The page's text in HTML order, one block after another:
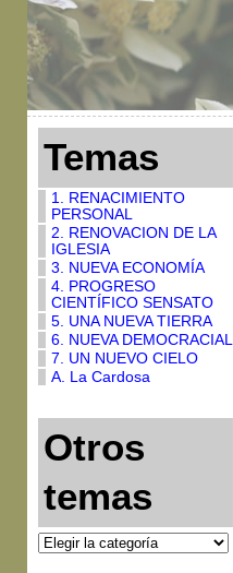
Temas
1. RENACIMIENTO
PERSONAL
2. RENOVACION DE LA
IGLESIA
3. NUEVA ECONOMÍA
4. PROGRESO
CIENTÍFICO SENSATO
5. UNA NUEVA TIERRA
6. NUEVA DEMOCRACIAL
7. UN NUEVO CIELO
A. La Cardosa
Otros
temas